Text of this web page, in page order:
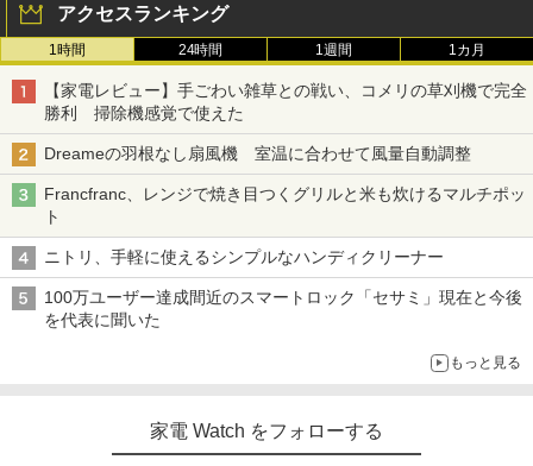
アクセスランキング
1時間 24時間 1週間 1カ月
【家電レビュー】手ごわい雑草との戦い、コメリの草刈機で完全
勝利 掃除機感覚で使えた
Dreameの羽根なし扇風機 室温に合わせて風量自動調整
Francfranc、レンジで焼き目つくグリルと米も炊けるマルチポッ
ト
ニトリ、手軽に使えるシンプルなハンディクリーナー
100万ユーザー達成間近のスマートロック「セサミ」現在と今後
を代表に聞いた
もっと見る
家電 Watch をフォローする